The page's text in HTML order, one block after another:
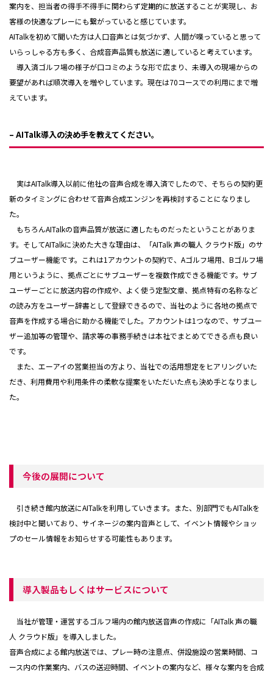
案内を、担当者の得手不得手に関わらず定期的に放送することが実現し、お
客様の快適なプレーにも繋がっていると感じています。
AITalkを初めて聞いた方は人口音声とは気づかず、人間が喋っていると思って
いらっしゃる方も多く、合成音声品質も放送に適していると考えています。
導入済ゴルフ場の様子が口コミのような形で広まり、未導入の現場からの
要望があれば順次導入を増やしています。現在は70コースでの利用にまで増
えています。
– AITalk導入の決め手を教えてください。
実はAITalk導入以前に他社の音声合成を導入済でしたので、そちらの契約更
新のタイミングに合わせて音声合成エンジンを再検討することになりまし
た。
もちろんAITalkの音声品質が放送に適したものだったということがありま
す。そしてAITalkに決めた大きな理由は、「AITalk 声の職人 クラウド版」のサ
ブユーザー機能です。これは1アカウントの契約で、Aゴルフ場用、Bゴルフ場
用というように、拠点ごとにサブユーザーを複数作成できる機能です。サブ
ユーザーごとに放送内容の作成や、よく使う定型文章、拠点特有の名称など
の読み方をユーザー辞書として登録できるので、当社のように各地の拠点で
音声を作成する場合に助かる機能でした。アカウントは1つなので、サブユー
ザー追加等の管理や、請求等の事務手続きは本社でまとめてできる点も良い
です。
また、エーアイの営業担当の方より、当社での活用想定をヒアリングいた
だき、利用費用や利用条件の柔軟な提案をいただいた点も決め手となりまし
た。
今後の展開について
引き続き館内放送にAITalkを利用していきます。また、別部門でもAITalkを
検討中と聞いており、サイネージの案内音声として、イベント情報やショッ
プのセール情報をお知らせする可能性もあります。
導入製品もしくはサービスについて
当社が管理・運営するゴルフ場内の館内放送音声の作成に「AITalk 声の職
人 クラウド版」を導入しました。
音声合成による館内放送では、プレー時の注意点、併設施設の営業時間、コ
ース内の作業案内、バスの送迎時間、イベントの案内など、様々な案内を合成